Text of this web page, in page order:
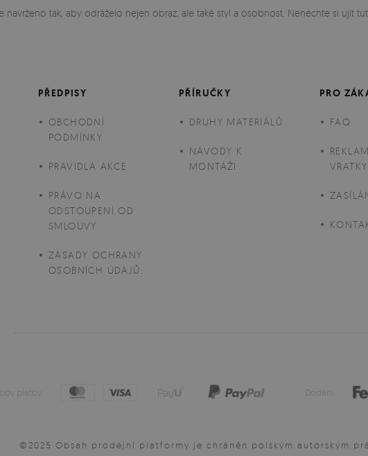
navrženo tak, aby odráželo nejen obraz, ale také styl a osobnost. Nenechte si ujít
PŘEDPISY
OBCHODNÍ
PODMÍNKY
PRAVIDLA AKCE
PRÁVO NA
ODSTOUPENÍ OD
SMLOUVY
ZÁSADY OCHRANY
OSOBNÍCH ÚDAJŮ:
PŘÍRUČKY
DRUHY MATERIÁLŮ
NÁVODY K
MONTÁŽI
PRO
FAQ
VRATKY
platby: Dodání:
©2025 Obsah prodejní platformy je chráněn polským autorským